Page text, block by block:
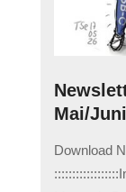
Mai/
06-
13
Download